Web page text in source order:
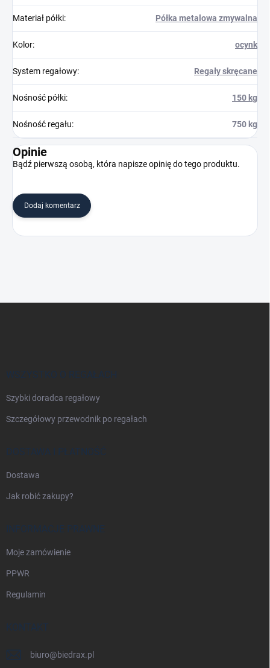
Materiał półki: Półka metalowa zmywalna
Kolor: ocynk
System regałowy: Regały skręcane
Nośność półki: 150 kg
Nośność regału: 750 kg
Opinie
Bądź pierwszą osobą, która napisze opinię do tego produktu.
Dodaj komentarz
WSZYSTKO O REGAŁACH
Szybki doradca regałowy
Szczegółowy przewodnik po regałach
DOSTAWA I PŁATNOŚĆ
Dostawa
Jak robić zakupy?
INFORMACJE PRAWNE
Moje zamówienie
PPWR
Regulamin
KONTAKT
biuro@biedrax.pl